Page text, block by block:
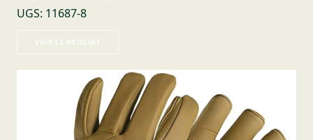
UGS: 11687-8
VOIR LE PRODUIT